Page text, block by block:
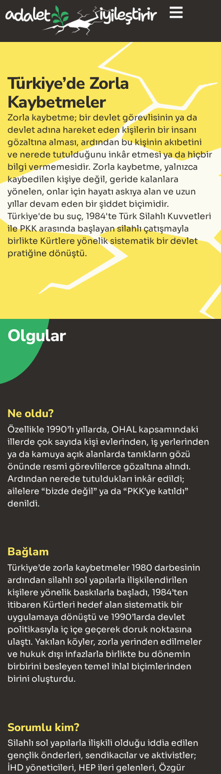
Türkiye’de Zorla
Kaybetmeler
Zorla kaybetme; bir devlet görevlisinin ya da
devlet adına hareket eden kişilerin bir insanı
gözaltına alması, ardından bu kişinin akıbetini
ve nerede tutulduğunu inkâr etmesi ya da hiçbir
bilgi vermemesidir. Zorla kaybetme, yalnızca
kaybedilen kişiye değil, geride kalanlara
yönelen, onlar için hayatı askıya alan ve uzun
yıllar devam eden bir şiddet biçimidir.
Türkiye'de bu suç, 1984'te Türk Silahlı Kuvvetleri
ile PKK arasında başlayan silahlı çatışmayla
birlikte Kürtlere yönelik sistematik bir devlet
pratiğine dönüştü.
Olgular
Ne oldu?
Özellikle 1990’lı yıllarda, OHAL kapsamındaki
illerde çok sayıda kişi evlerinden, iş yerlerinden
ya da kamuya açık alanlarda tanıkların gözü
önünde resmi görevlilerce gözaltına alındı.
Ardından nerede tutuldukları inkâr edildi;
ailelere “bizde değil” ya da “PKK’ye katıldı”
denildi.
Bağlam
Türkiye’de zorla kaybetmeler 1980 darbesinin
ardından silahlı sol yapılarla ilişkilendirilen
kişilere yönelik baskılarla başladı, 1984’ten
itibaren Kürtleri hedef alan sistematik bir
uygulamaya dönüştü ve 1990’larda devlet
politikasıyla iç içe geçerek doruk noktasına
ulaştı. Yakılan köyler, zorla yerinden edilmeler
ve hukuk dışı infazlarla birlikte bu dönemin
birbirini besleyen temel ihlal biçimlerinden
birini oluşturdu.
Sorumlu kim?
Silahlı sol yapılarla ilişkili olduğu iddia edilen
gençlik önderleri, sendikacılar ve aktivistler;
İHD yöneticileri, HEP ileri gelenleri, Özgür